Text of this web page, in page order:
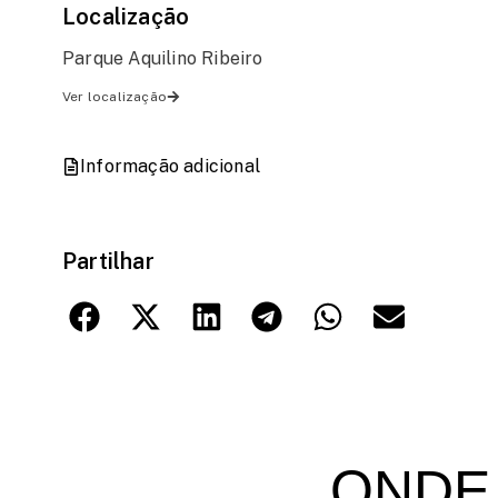
Localização
Parque Aquilino Ribeiro
Ver localização
Informação adicional
Partilhar